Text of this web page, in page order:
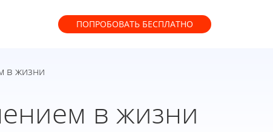
ПОПРОБОВАТЬ БЕСПЛАТНО
в жизни
в жизни